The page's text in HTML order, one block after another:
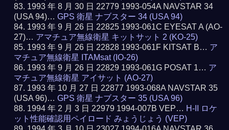
1993 年 8 月 30 日 22779 1993-054A NAVSTAR 34
(USA 94)…GPS 衛星 ナブスター 34 (USA 94)
1993 年 9 月 26 日 22825 1993-061C EYESAT A (AO-
27)… アマチュア無線衛星 キットサット 2 (KO-25)
1993 年 9 月 26 日 22828 1993-061F KITSAT B… ア
マチュア無線衛星 ITAMsat (IO-26)
1993 年 9 月 26 日 22829 1993-061G POSAT 1… ア
マチュア無線衛星 アイサット (AO-27)
1993 年 10 月 27 日 22877 1993-068A NAVSTAR 35
(USA 96)…GPS 衛星 ナブスター 35 (USA 96)
1994 年 2 月 3 日 22979 1994-007B VEP… H-II ロケ
ット性能確認用ペイロード みょうじょう (VEP)